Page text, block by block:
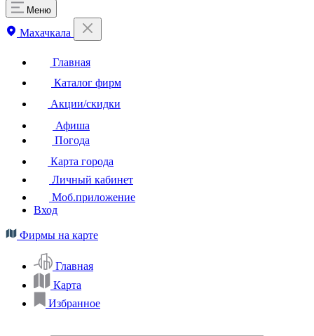
Меню
Махачкала
Главная
Каталог фирм
Акции/скидки
Афиша
Погода
Карта города
Личный кабинет
Моб.приложение
Вход
Фирмы на карте
Главная
Карта
Избранное